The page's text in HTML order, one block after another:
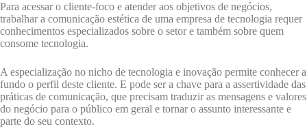
Para acessar o cliente-foco e atender aos objetivos de negócios,
trabalhar a comunicação estética de uma empresa de tecnologia requer
conhecimentos especializados sobre o setor e também sobre quem
consome tecnologia.
A especialização no nicho de tecnologia e inovação permite conhecer a
fundo o perfil deste cliente. E pode ser a chave para a assertividade das
práticas de comunicação, que precisam traduzir as mensagens e valores
do negócio para o público em geral e tornar o assunto interessante e
parte do seu contexto.